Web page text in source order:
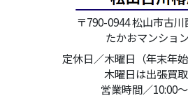
〒790-0944 松山市古
たかおマンショ
定休日／木曜日（年末年始
木曜日は出張買
営業時間／10:00